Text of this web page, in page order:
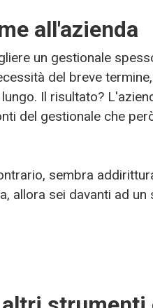
all'azienda
un gestionale
del breve
Il risultato?
del gestionale che
sembra
allora sei davanti ad un